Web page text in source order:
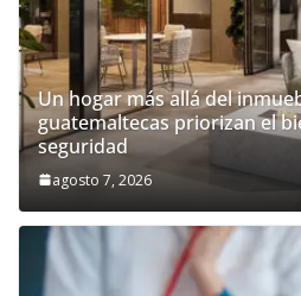
Un hogar más allá del
guatemaltecas priorizan el
seguridad
agosto 7, 2026